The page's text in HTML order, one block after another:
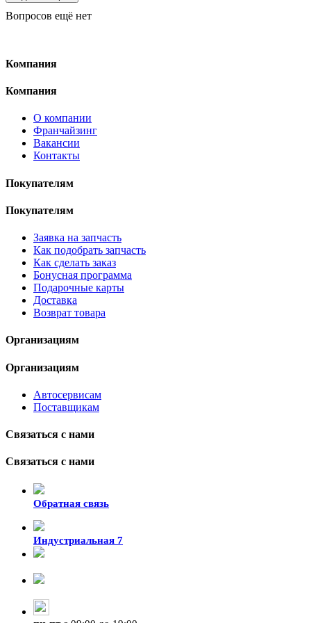
Вопросов ещё нет
Компания
Компания
О компании
Франчайзинг
Вакансии
Контакты
Покупателям
Покупателям
Заявка на запчасть
Как подобрать запчасть
Как сделать заказ
Бонусная программа
Подарочные карты
Доставка
Возврат товара
Организациям
Организациям
Автосервисам
Поставщикам
Связаться с нами
Связаться с нами
Обратная связь
Индустриальная 7